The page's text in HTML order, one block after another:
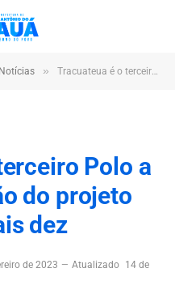
Notícias » Tracuateua é o terceiro Polo a receber a reunião do projeto Avança Tauá mais dez
Polo a
do projeto
dez
de 2023 Atualizado 14 de